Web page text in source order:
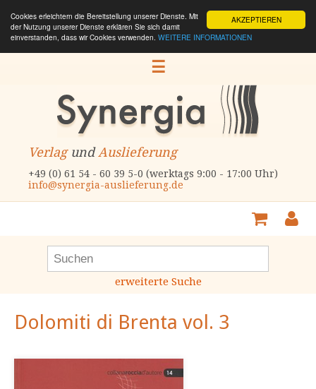
AKZEPTIEREN
Cookies erleichtern die Bereitstellung unserer Dienste. Mit
der Nutzung unserer Dienste erklären Sie sich damit
einverstanden, dass wir Cookies verwenden. WEITERE INFORMATIONEN
☰
VerlagundAuslieferung
+49 (0) 61 54 - 60 39 5-0 (werktags 9:00 - 17:00 Uhr)
info@synergia-auslieferung.de
erweiterte Suche
Dolomiti di Brenta vol. 3